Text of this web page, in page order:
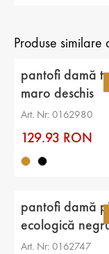
Tip: casual
Categorie:
Partea
căptuşeală: textil
Înălțimea tălpii:
Înălțimea
Produse
pantofi damă
maro deschis
Art. Nr: 0162980
129.93 RON
pantofi damă
ecologică
Art. Nr: 0162747